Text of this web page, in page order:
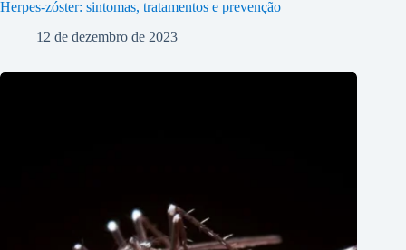
Herpes-zóster: sintomas, tratamentos e prevenção
12 de dezembro de 2023